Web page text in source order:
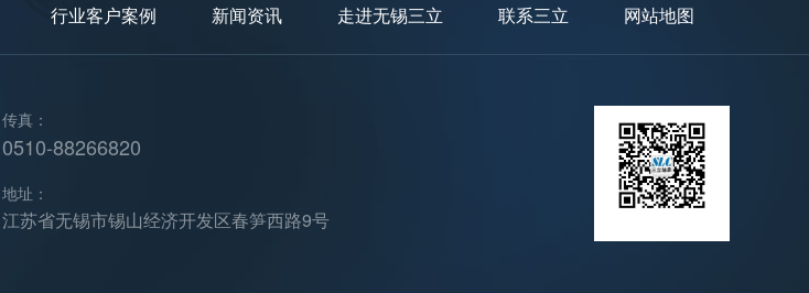
行业客户案例 新闻资讯 走进无锡三立 联系三立 网站地图
传真：
0510-88266820
地址：
江苏省无锡市锡山经济开发区春笋西路9号